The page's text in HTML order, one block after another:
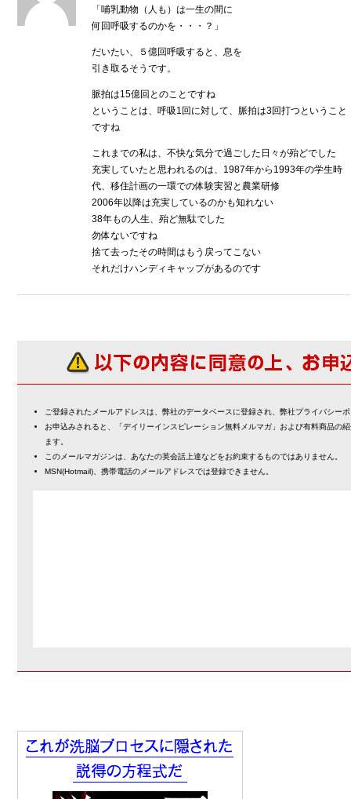
「哺乳動物（人も）は一生の間に
何回呼吸するのかを・・・？」
だいたい、５億回呼吸すると、息を
引き取るそうです。
脈拍は15億回とのことですね
ということは、呼吸1回に対して、脈拍は3回打つということ
ですね
これまでの私は、不快な気分で過ごした日々が殆どでした
充実していたと思われるのは、1987年から1993年の学生時
代、移住計画の一環での体験実習と農業研修
2006年以降は充実しているのかも知れない
38年もの人生、殆ど無駄でした
勿体ないですね
捨て去ったその時間はもう戻ってこない
それだけハンディキャップがあるのです
ご登録されたメールアドレスは、弊社のデータベースに登録され、弊社プライバシー
お申込みされると、「デイリーインスピレーション無料メルマガ」および有料商品の
ます。
このメールマガジンは、あなたの英会話上達などをお約束するものではありません。
MSN(Hotmail)、携帯電話のメールアドレスでは登録できません。